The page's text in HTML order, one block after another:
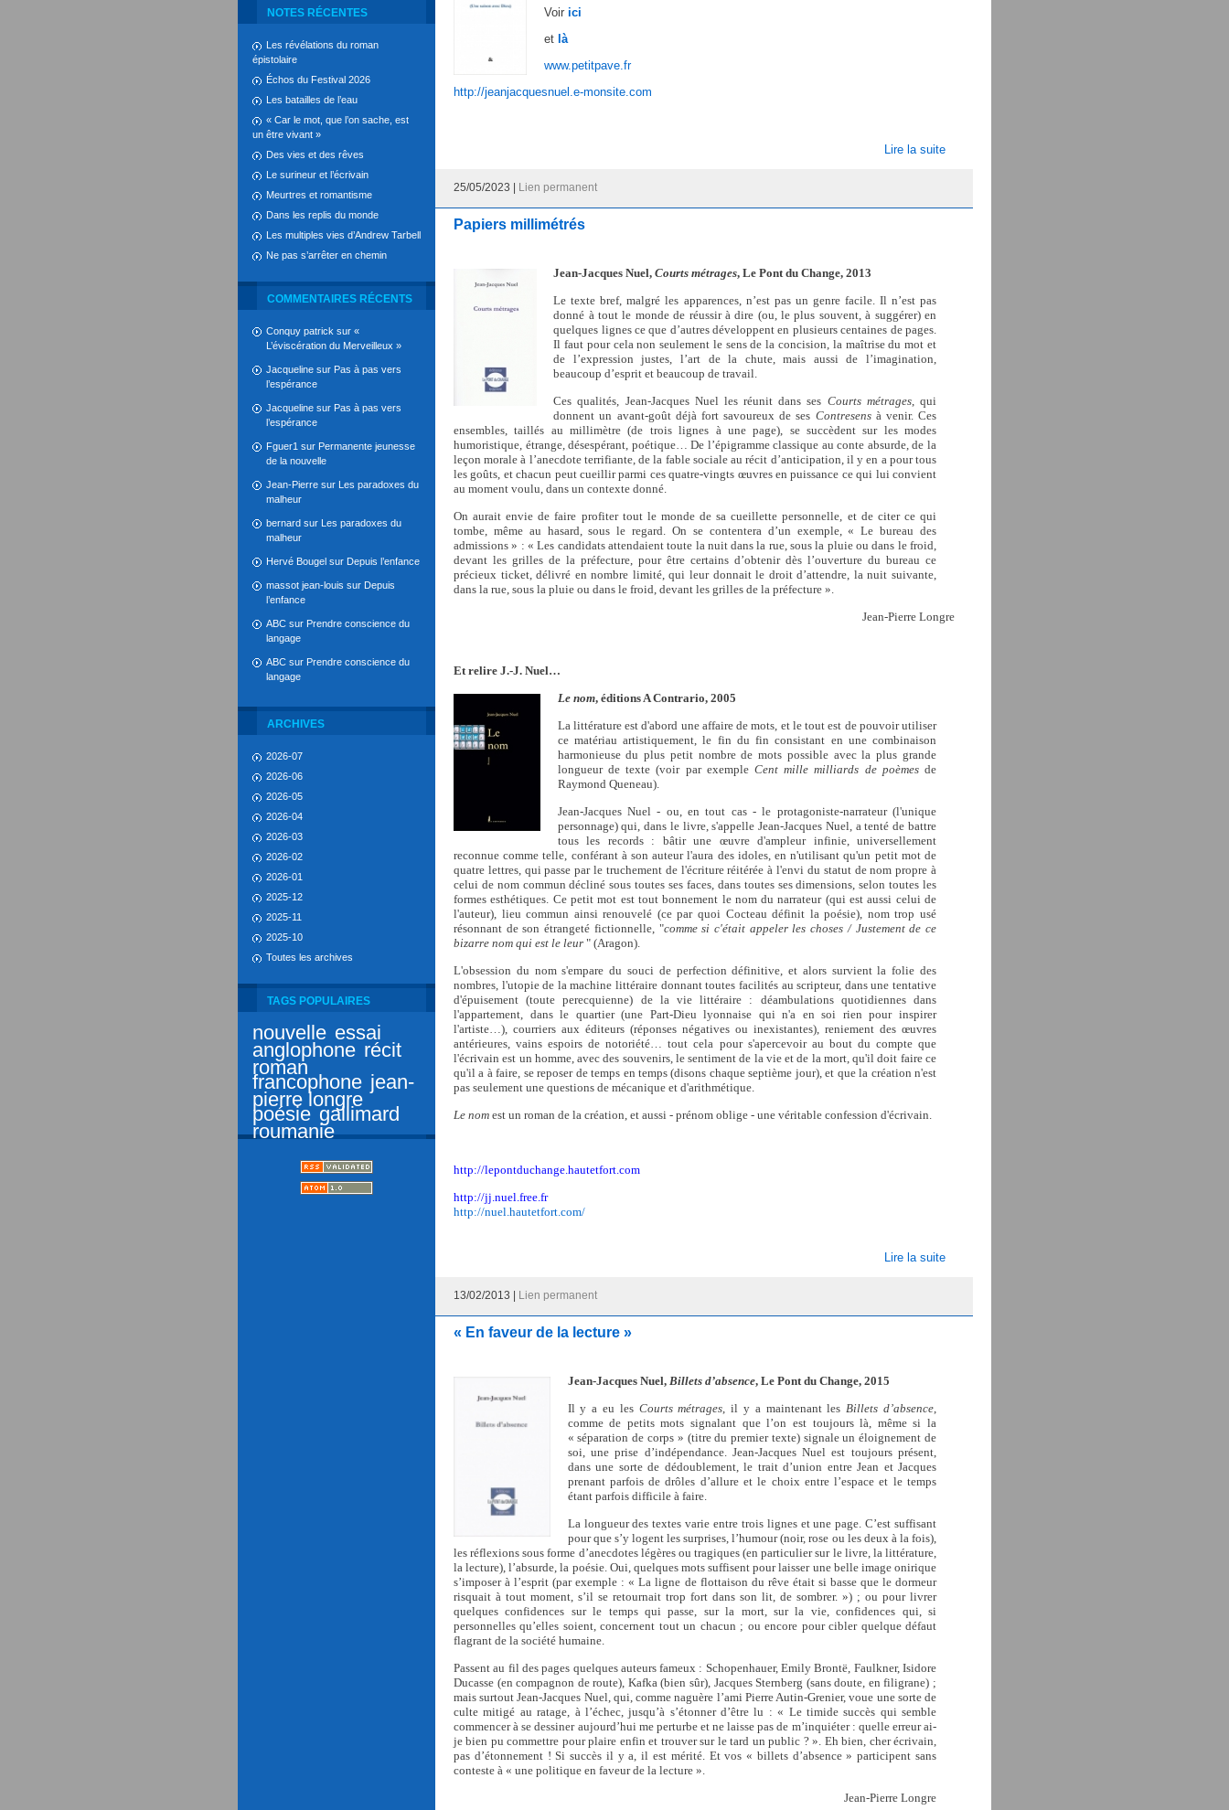
NOTES RÉCENTES
Les révélations du roman
épistolaire
Échos du Festival 2026
Les batailles de l’eau
« Car le mot, que l’on sache, est
un être vivant »
Des vies et des rêves
Le surineur et l’écrivain
Meurtres et romantisme
Dans les replis du monde
Les multiples vies d’Andrew Tarbell
Ne pas s’arrêter en chemin
COMMENTAIRES RÉCENTS
Conquy patrick sur «
L’éviscération du Merveilleux »
Jacqueline sur Pas à pas vers
l’espérance
Jacqueline sur Pas à pas vers
l’espérance
Fguer1 sur Permanente jeunesse
de la nouvelle
Jean-Pierre sur Les paradoxes du
malheur
bernard sur Les paradoxes du
malheur
Hervé Bougel sur Depuis l’enfance
massot jean-louis sur Depuis
l’enfance
ABC sur Prendre conscience du
langage
ABC sur Prendre conscience du
langage
ARCHIVES
2026-07
2026-06
2026-05
2026-04
2026-03
2026-02
2026-01
2025-12
2025-11
2025-10
Toutes les archives
TAGS POPULAIRES
nouvelle essai
anglophone récit
roman
francophone jean-
pierre longre
poésie gallimard
roumanie
Voir ici
et là
www.petitpave.fr
http://jeanjacquesnuel.e-monsite.com
Lire la suite
25/05/2023 | Lien permanent
Papiers millimétrés
Jean-Jacques Nuel,Courts métrages,Le Pont du Change, 2013
Le texte bref, malgré les apparences, n’est pas un genre facile. Il n’est pas
donné à tout le monde de réussir à dire (ou, le plus souvent, à suggérer) en
quelques lignes ce que d’autres développent en plusieurs centaines de pages.
Il faut pour cela non seulement le sens de la concision, la maîtrise du mot et
de l’expression justes, l’art de la chute, mais aussi de l’imagination,
beaucoup d’esprit et beaucoup de travail.
Ces qualités, Jean-Jacques Nuel les réunit dans ses Courts métrages, qui
donnent un avant-goût déjà fort savoureux de ses Contresensà venir. Ces
ensembles, taillés au millimètre (de trois lignes à une page), se succèdent sur les modes
humoristique, étrange, désespérant, poétique… De l’épigramme classique au conte absurde, de la
leçon morale à l’anecdote terrifiante, de la fable sociale au récit d’anticipation, il y en a pour tous
les goûts, et chacun peut cueillir parmi ces quatre-vingts œuvres en puissance ce qui lui convient
au moment voulu, dans un contexte donné.
On aurait envie de faire profiter tout le monde de sa cueillette personnelle, et de citer ce qui
tombe, même au hasard, sous le regard. On se contentera d’un exemple, « Le bureau des
admissions » : « Les candidats attendaient toute la nuit dans la rue, sous la pluie ou dans le froid,
devant les grilles de la préfecture, pour être certains d’obtenir dès l’ouverture du bureau ce
précieux ticket, délivré en nombre limité, qui leur donnait le droit d’attendre, la nuit suivante,
dans la rue, sous la pluie ou dans le froid, devant les grilles de la préfecture ».
Jean-Pierre Longre
Et relire J.-J. Nuel…
Le nom, éditions A Contrario, 2005
La littérature est d'abord une affaire de mots, et le tout est de pouvoir utiliser
ce matériau artistiquement, le fin du fin consistant en une combinaison
harmonieuse du plus petit nombre de mots possible avec la plus grande
longueur de texte (voir par exemple Cent mille milliards de poèmesde
Raymond Queneau).
Jean-Jacques Nuel - ou, en tout cas - le protagoniste-narrateur (l'unique
personnage) qui, dans le livre, s'appelle Jean-Jacques Nuel, a tenté de battre
tous les records : bâtir une œuvre d'ampleur infinie, universellement
reconnue comme telle, conférant à son auteur l'aura des idoles, en n'utilisant qu'un petit mot de
quatre lettres, qui passe par le truchement de l'écriture réitérée à l'envi du statut de nom propre à
celui de nom commun décliné sous toutes ses faces, dans toutes ses dimensions, selon toutes les
formes esthétiques. Ce petit mot est tout bonnement le nom du narrateur (qui est aussi celui de
l'auteur), lieu commun ainsi renouvelé (ce par quoi Cocteau définit la poésie), nom trop usé
résonnant de son étrangeté fictionnelle, "comme si c'était appeler les choses / Justement de ce
bizarre nom qui est le leur " (Aragon).
L'obsession du nom s'empare du souci de perfection définitive, et alors survient la folie des
nombres, l'utopie de la machine littéraire donnant toutes facilités au scripteur, dans une tentative
d'épuisement (toute perecquienne) de la vie littéraire : déambulations quotidiennes dans
l'appartement, dans le quartier (une Part-Dieu lyonnaise qui n'a en soi rien pour inspirer
l'artiste…), courriers aux éditeurs (réponses négatives ou inexistantes), reniement des œuvres
antérieures, vains espoirs de notoriété… tout cela pour s'apercevoir au bout du compte que
l'écrivain est un homme, avec des souvenirs, le sentiment de la vie et de la mort, qu'il doit faire ce
qu'il a à faire, se reposer de temps en temps (disons chaque septième jour), et que la création n'est
pas seulement une questions de mécanique et d'arithmétique.
Le nom est un roman de la création, et aussi - prénom oblige - une véritable confession d'écrivain.
http://lepontduchange.hautetfort.com
http://jj.nuel.free.fr
http://nuel.hautetfort.com/
Lire la suite
13/02/2013 | Lien permanent
« En faveur de la lecture »
Jean-Jacques Nuel, Billets d’absence, Le Pont du Change, 2015
Il y a eu les Courts métrages, il y a maintenant lesBillets d’absence,
comme de petits mots signalant que l’on est toujours là, même si la
« séparation de corps » (titre du premier texte) signale un éloignement de
soi, une prise d’indépendance. Jean-Jacques Nuel est toujours présent,
dans une sorte de dédoublement, le trait d’union entre Jean et Jacques
prenant parfois de drôles d’allure et le choix entre l’espace et le temps
étant parfois difficile à faire.
La longueur des textes varie entre trois lignes et une page. C’est suffisant
pour que s’y logent les surprises, l’humour (noir, rose ou les deux à la fois),
les réflexions sous forme d’anecdotes légères ou tragiques (en particulier sur le livre, la littérature,
la lecture), l’absurde, la poésie. Oui, quelques mots suffisent pour laisser une belle image onirique
s’imposer à l’esprit (par exemple : « La ligne de flottaison du rêve était si basse que le dormeur
risquait à tout moment, s’il se retournait trop fort dans son lit, de sombrer. ») ; ou pour livrer
quelques confidences sur le temps qui passe, sur la mort, sur la vie, confidences qui, si
personnelles qu’elles soient, concernent tout un chacun ; ou encore pour cibler quelque défaut
flagrant de la société humaine.
Passent au fil des pages quelques auteurs fameux : Schopenhauer, Emily Brontë, Faulkner, Isidore
Ducasse (en compagnon de route), Kafka (bien sûr), Jacques Sternberg (sans doute, en filigrane) ;
mais surtout Jean-Jacques Nuel, qui, comme naguère l’ami Pierre Autin-Grenier, voue une sorte de
culte mitigé au ratage, à l’échec, jusqu’à s’étonner d’être lu : « Le timide succès qui semble
commencer à se dessiner aujourd’hui me perturbe et ne laisse pas de m’inquiéter : quelle erreur ai-
je bien pu commettre pour plaire enfin et trouver sur le tard un public ? ». Eh bien, cher écrivain,
pas d’étonnement ! Si succès il y a, il est mérité. Et vos « billets d’absence » participent sans
conteste à « une politique en faveur de la lecture ».
Jean-Pierre Longre